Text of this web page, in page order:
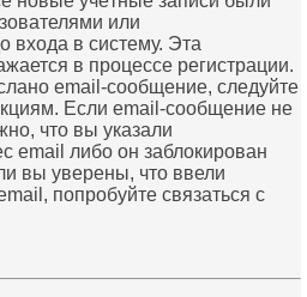
или
входа в систему. Эта
в процессе регистрации.
email-сообщение, следуйте
Если email-сообщение не
что вы указали
email либо он заблокирован
вы уверены, что ввели
попробуйте связаться с